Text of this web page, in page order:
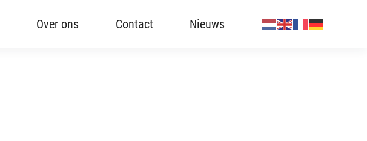
Over ons Contact Nieuws